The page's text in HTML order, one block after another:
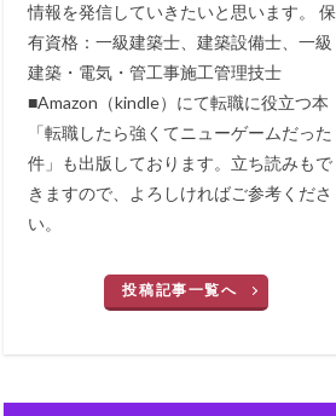
情報を発信していきたいと思います。 保
有資格：一級建築士、建築設備士、一級
建築・電気・管工事施工管理技士
■Amazon（kindle）にて転職に役立つ本
「転職したら強くてニューゲームだった
件」も出版しております。立ち読みもで
きますので、よろしければご参考くださ
い。
投稿記事一覧へ